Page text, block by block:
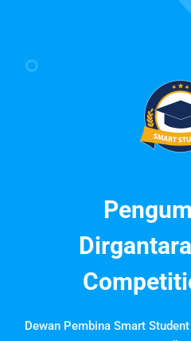
Dewan Pembina Smart